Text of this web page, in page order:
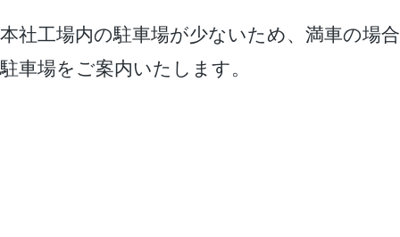
本社工場内の駐車場が少ないため、満車の場
駐車場をご案内いたします。